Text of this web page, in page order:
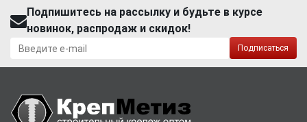
Подпишитесь на рассылку и будьте в курсе
новинок, распродаж и скидок!
Подписаться